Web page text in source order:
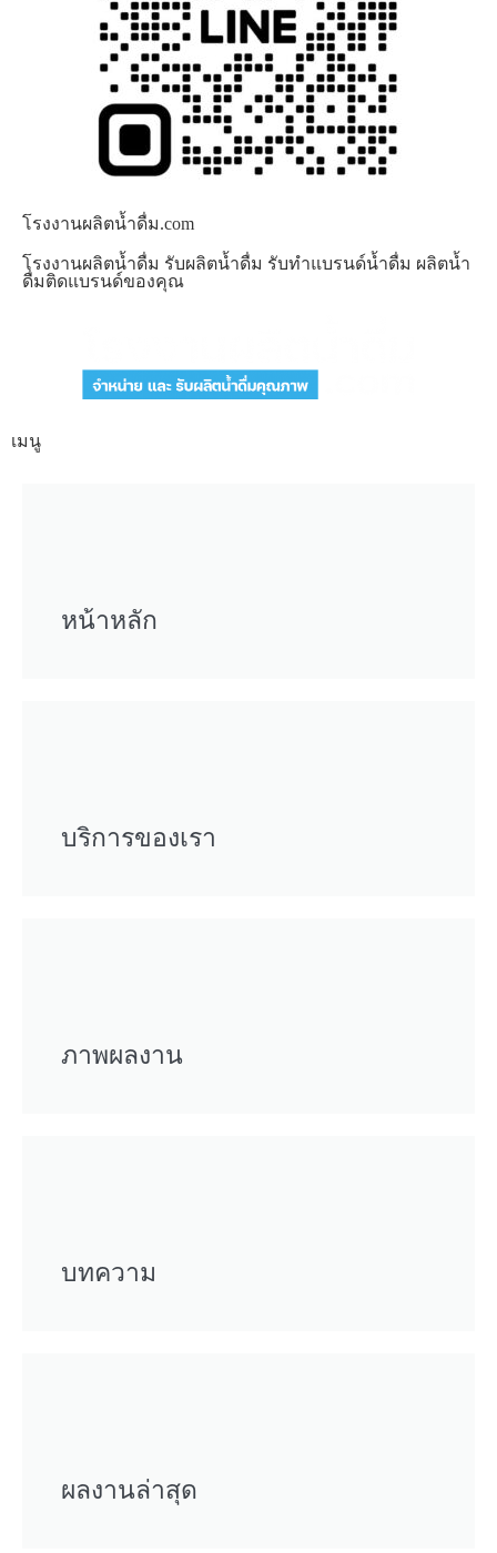
โรงงานผลิตน้ำดื่ม.com
โรงงานผลิตน้ำดื่ม รับผลิตน้ำดื่ม รับทำแบรนด์น้ำดื่ม ผลิตน้ำ
ดื่มติดแบรนด์ของคุณ
เมนู
หน้าหลัก
บริการของเรา
ภาพผลงาน
บทความ
ผลงานล่าสุด